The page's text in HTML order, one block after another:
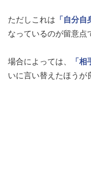
ただしこれは 「自分自
なっているのが留意点
場合によっては、 「
いに言い替えたほうが